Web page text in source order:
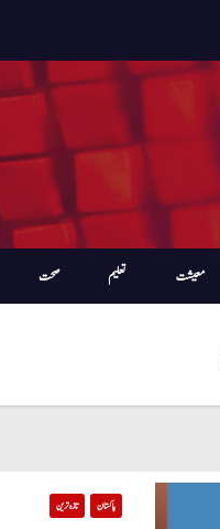
معیشت تعلیم صحت
پاکستان تازہ ترین